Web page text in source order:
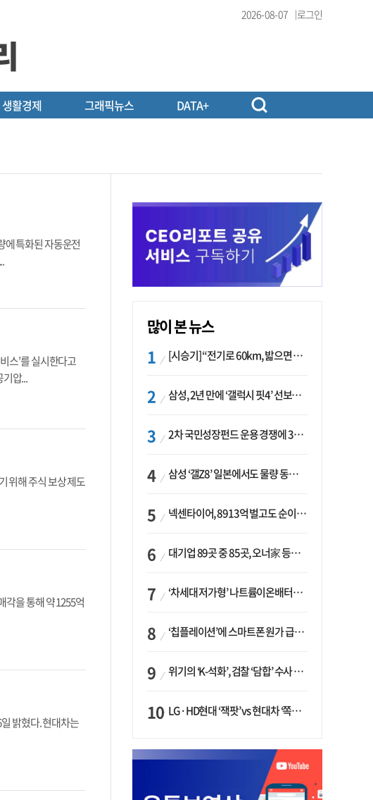
2026-08-07 로그인
생활경제 그래픽뉴스 DATA+
에 특화된 자동운전
스’를 실시한다고
압...
위해 주식 보상 제도
각을 통해 약 1255억
밝혔다. 현대차는
많이 본 뉴스
[시승기] “전기로 60km, 밟으면 462마력”…볼보 XC60 T8의 두 얼굴
삼성, 2년 만에 ‘갤럭시 핏4’ 선보이나…웨어러블 생태계 확장 ‘시동’
2차 국민성장펀드 운용 경쟁에 33개사 몰렸다…신한·하나 등 새 얼굴 대거 합류
삼성 ‘갤Z8’ 일본에서도 물량 동났다…애플 참전 앞두고 선두 수성 ‘시험대’
넥센타이어, 8913억 벌고도 순이익 2억…유럽 세부담에 이익 증발
대기업 89곳 중 85곳, 오너家 등기임원 겸직…BS 46곳·SM 45곳 ‘족벌경영’ 고착화
‘차세대 저가형’ 나트륨이온배터리 시대 오나…LG화학·에코프로, 상용화 속도낸다
‘칩플레이션’에 스마트폰 원가 급등…삼성전자, ‘엑시노스’ 채택 확대하나
위기의 ‘K-석화’, 검찰 ‘담합’ 수사 착수…“LG·한화·롯데 등 7개 업체, 8개 제품 가격 담합”
LG·HD현대 ‘잭팟’ vs 현대차 ‘쪽박’…글로벌 사모펀드, 韓 대기업 투자 ‘희비’